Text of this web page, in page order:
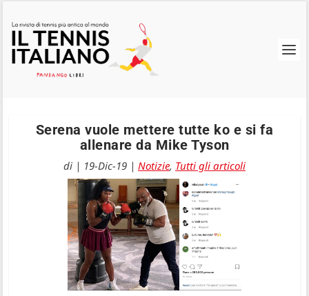
Serena vuole mettere tutte ko e si fa
allenare da Mike Tyson
di | 19-Dic-19 | Notizie, Tutti gli articoli